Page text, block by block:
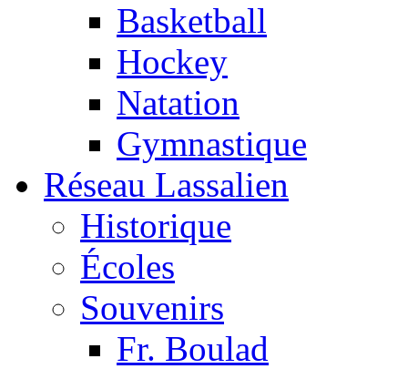
Basketball
Hockey
Natation
Gymnastique
Réseau Lassalien
Historique
Écoles
Souvenirs
Fr. Boulad